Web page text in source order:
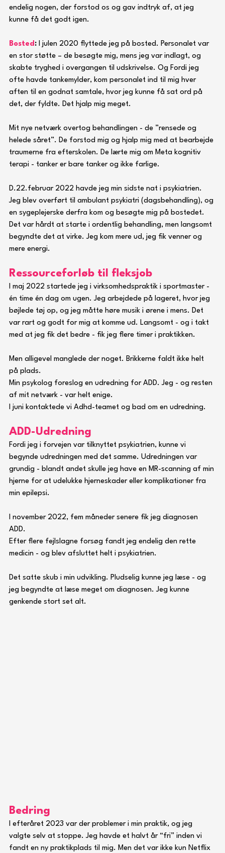
endelig nogen, der forstod os og gav indtryk af, at jeg
kunne få det godt igen.
Bosted :
I julen 2020 flyttede jeg på bosted. Personalet var
en stor støtte – de besøgte mig, mens jeg var indlagt, og
skabte tryghed i overgangen til udskrivelse. Og Fordi jeg
ofte havde tankemylder, kom personalet ind til mig hver
aften til en godnat samtale, hvor jeg kunne få sat ord på
det, der fyldte. Det hjalp mig meget.
Mit nye netværk overtog behandlingen - de ”rensede og
helede såret”. De forstod mig og hjalp mig med at bearbejde
traumerne fra efterskolen. De lærte mig om Meta kognitiv
terapi - tanker er bare tanker og ikke farlige.
D.22.februar 2022 havde jeg min sidste nat i psykiatrien.
Jeg blev overført til ambulant psykiatri (dagsbehandling), og
en sygeplejerske derfra kom og besøgte mig på bostedet.
Det var hårdt at starte i ordentlig behandling, men langsomt
begyndte det at virke. Jeg kom mere ud, jeg fik venner og
mere energi.
Ressourceforløb til fleksjob
I maj 2022 startede jeg i virksomhedspraktik i sportmaster -
én time én dag om ugen. Jeg arbejdede på lageret, hvor jeg
bøjlede tøj op, og jeg måtte høre musik i ørene i mens. Det
var rart og godt for mig at komme ud. Langsomt - og i takt
med at jeg fik det bedre - fik jeg flere timer i praktikken.
Men alligevel manglede der noget. Brikkerne faldt ikke helt
på plads.
Min psykolog foreslog en udredning for ADD. Jeg - og resten
af mit netværk - var helt enige.
I juni kontaktede vi Adhd-teamet og bad om en udredning.
ADD-Udredning
Fordi jeg i forvejen var tilknyttet psykiatrien, kunne vi
begynde udredningen med det samme. Udredningen var
grundig - blandt andet skulle jeg have en MR-scanning af min
hjerne for at udelukke hjerneskader eller komplikationer fra
min epilepsi.
I november 2022, fem måneder senere fik jeg diagnosen
ADD.
Efter flere fejlslagne forsøg fandt jeg endelig den rette
medicin - og blev afsluttet helt i psykiatrien.
Det satte skub i min udvikling. Pludselig kunne jeg læse - og
jeg begyndte at læse meget om diagnosen. Jeg kunne
genkende stort set alt.
Bedring
I efteråret 2023 var der problemer i min praktik, og jeg
valgte selv at stoppe. Jeg havde et halvt år “fri” inden vi
fandt en ny praktikplads til mig. Men det var ikke kun Netflix